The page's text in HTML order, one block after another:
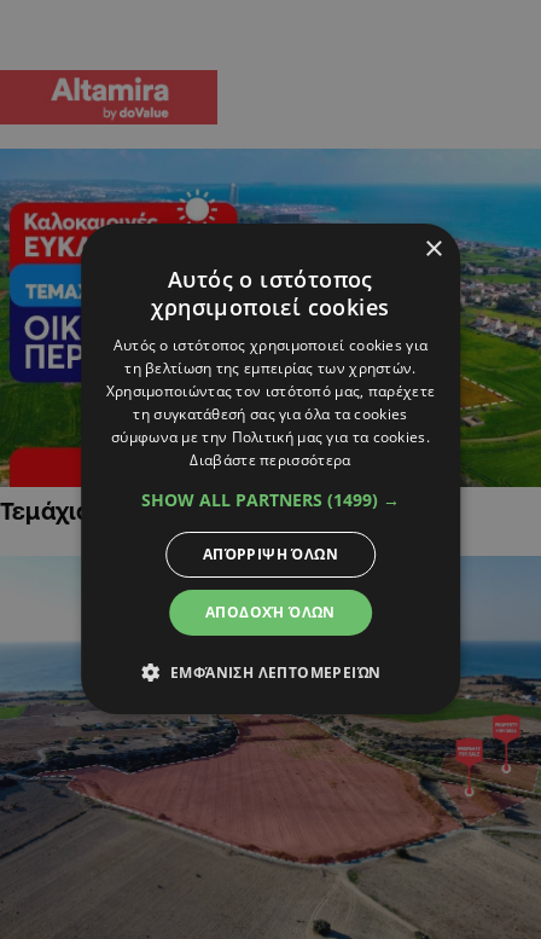
Τεμάχια Γης σε Οικιστικές Περιοχές
×
Αυτός ο ιστότοπος
χρησιμοποιεί cookies
Αυτός ο ιστότοπος χρησιμοποιεί cookies για
τη βελτίωση της εμπειρίας των χρηστών.
Χρησιμοποιώντας τον ιστότοπό μας, παρέχετε
τη συγκατάθεσή σας για όλα τα cookies
σύμφωνα με την Πολιτική μας για τα cookies.
Διαβάστε περισσότερα
SHOW ALL PARTNERS (1499) →
ΑΠΟΔΟΧΉ ΌΛΩΝ
ΑΠΌΡΡΙΨΗ ΌΛΩΝ
ΕΜΦΆΝΙΣΗ ΛΕΠΤΟΜΕΡΕΙΏΝ